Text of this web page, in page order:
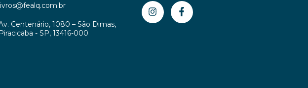
Centenário, 1080 – São Dimas,
- SP, 13416-000